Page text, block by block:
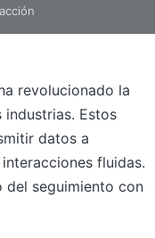
revolucionado la
Estos
datos a
fluidas.
del seguimiento con